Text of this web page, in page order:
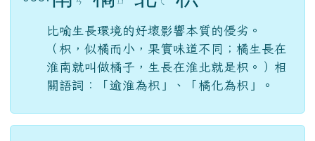
比喻生長環境的好壞影響本質的優劣。
（枳，似橘而小，果實味道不同；橘生長在
淮南就叫做橘子，生長在淮北就是枳。）相
關語詞：「逾淮為枳」、「橘化為枳」。